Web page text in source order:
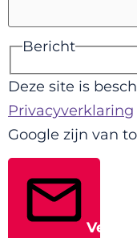
Bericht
Deze site is
Privacyverklaring
Google zijn van